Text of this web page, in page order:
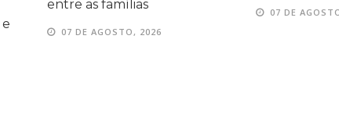
as famílias
DE AGOSTO, 2026
07 DE AGOSTO, 2026